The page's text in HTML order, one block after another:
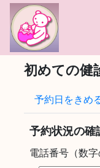
!-- Google tag
初めての健
予約日をきめ
予約状況の
電話番号（数字